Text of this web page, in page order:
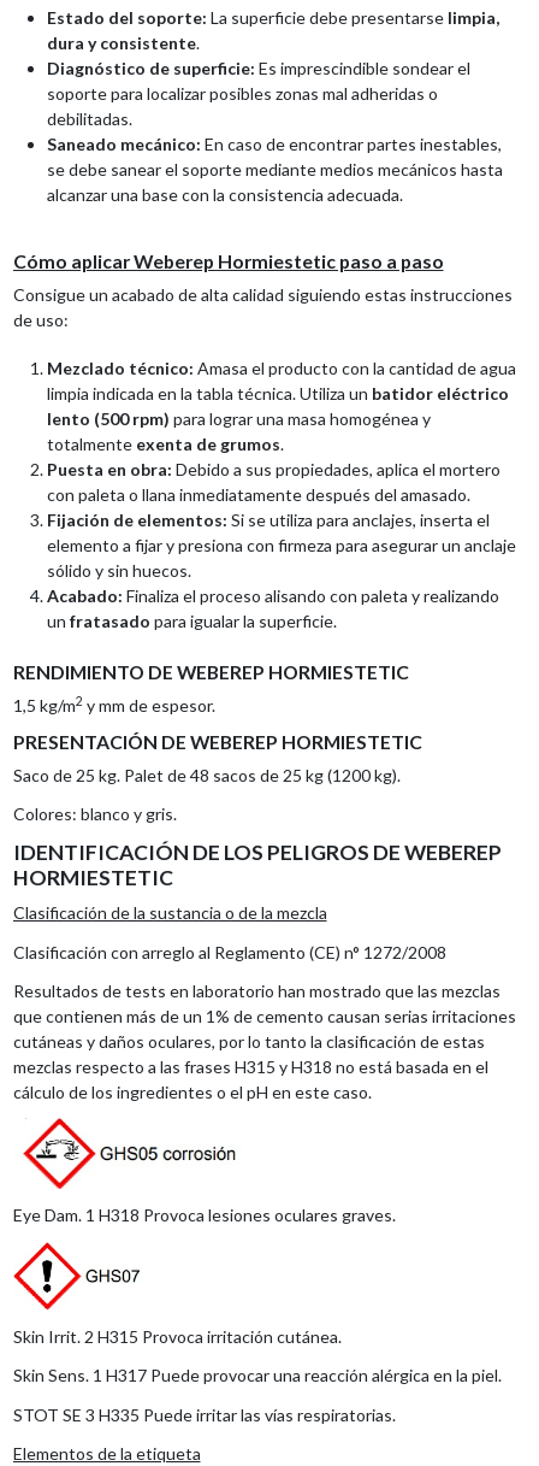
Estado del soporte: La superficie debe presentarse limpia,
dura y consistente.
Diagnóstico de superficie: Es imprescindible sondear el
soporte para localizar posibles zonas mal adheridas o
debilitadas.
Saneado mecánico: En caso de encontrar partes inestables,
se debe sanear el soporte mediante medios mecánicos hasta
alcanzar una base con la consistencia adecuada.
Cómo aplicar Weberep Hormiestetic paso a paso
Consigue un acabado de alta calidad siguiendo estas instrucciones
de uso:
Mezclado técnico: Amasa el producto con la cantidad de agua
limpia indicada en la tabla técnica. Utiliza un batidor eléctrico
lento (500 rpm) para lograr una masa homogénea y
totalmente exenta de grumos.
Puesta en obra: Debido a sus propiedades, aplica el mortero
con paleta o llana inmediatamente después del amasado.
Fijación de elementos: Si se utiliza para anclajes, inserta el
elemento a fijar y presiona con firmeza para asegurar un anclaje
sólido y sin huecos.
Acabado: Finaliza el proceso alisando con paleta y realizando
un fratasado para igualar la superficie.
RENDIMIENTO DE WEBEREP HORMIESTETIC
1,5 kg/m2 y mm de espesor.
PRESENTACIÓN DE WEBEREP HORMIESTETIC
Saco de 25 kg. Palet de 48 sacos de 25 kg (1200 kg).
Colores: blanco y gris.
IDENTIFICACIÓN DE LOS PELIGROS DE WEBEREP
HORMIESTETIC
Clasificación de la sustancia o de la mezcla
Clasificación con arreglo al Reglamento (CE) n° 1272/2008
Resultados de tests en laboratorio han mostrado que las mezclas
que contienen más de un 1% de cemento causan serias irritaciones
cutáneas y daños oculares, por lo tanto la clasificación de estas
mezclas respecto a las frases H315 y H318 no está basada en el
cálculo de los ingredientes o el pH en este caso.
Eye Dam. 1 H318 Provoca lesiones oculares graves.
Skin Irrit. 2 H315 Provoca irritación cutánea.
Skin Sens. 1 H317 Puede provocar una reacción alérgica en la piel.
STOT SE 3 H335 Puede irritar las vías respiratorias.
Elementos de la etiqueta